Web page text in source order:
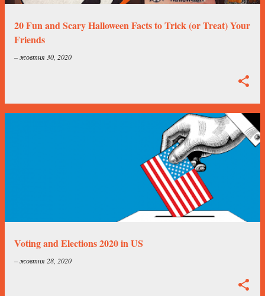
20 Fun and Scary Halloween Facts to Trick (or Treat) Your
Friends
–жовтня 30, 2020
Voting and Elections 2020 in US
–жовтня 28, 2020